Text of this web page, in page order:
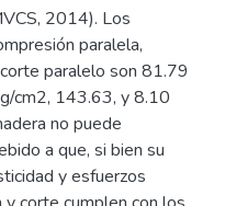
2014). Los
paralela,
paralelo son 81.79
cm2, 143.63, y 8.10
no puede
a que, si bien su
y esfuerzos